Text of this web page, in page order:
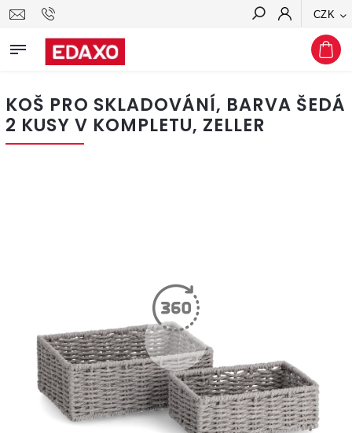
CZK
Hledat
KOŠ PRO SKLADOVÁNÍ, BARVA ŠEDÁ
2 KUSY V KOMPLETU, ZELLER